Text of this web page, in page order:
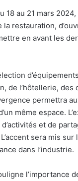
18 au 21 mars
restauration,
en avant les
de l’hôtellerie, des
permettra
même espace.
et de
sera mis
dans l’industrie.
l’importance